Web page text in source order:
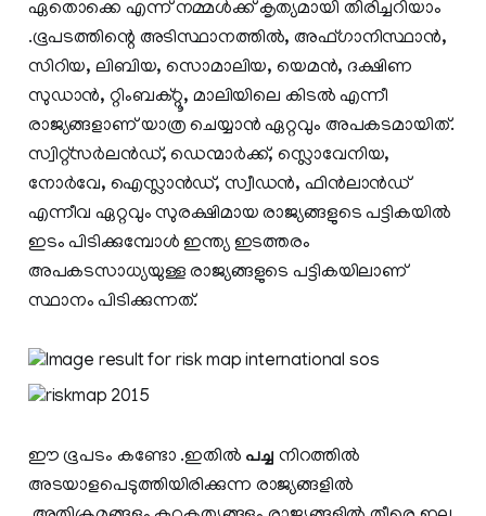
ഏതൊക്കെ എന്ന് നമ്മള്‍ക്ക് കൃത്യമായി തിരിച്ചറിയാം
.ഭൂപടത്തിന്റെ അടിസ്ഥാനത്തില്‍, അഫ്ഗാനിസ്ഥാന്‍,
സിറിയ, ലിബിയ, സൊമാലിയ, യെമന്‍, ദക്ഷിണ
സുഡാന്‍, റ്റിംബക്റ്റൂ, മാലിയിലെ കിടല്‍ എന്നീ
രാജ്യങ്ങളാണ് യാത്ര ചെയ്യാന്‍ ഏറ്റവും അപകടമായിത്.
സ്വിറ്റ്‌സര്‍ലന്‍ഡ്, ഡെന്മാര്‍ക്ക്, സ്ലൊവേനിയ,
നോര്‍വേ, ഐസ്ലാന്‍ഡ്, സ്വീഡന്‍, ഫിന്‍ലാന്‍ഡ്
എന്നീവ ഏറ്റവും സുരക്ഷിമായ രാജ്യങ്ങളുടെ പട്ടികയില്‍
ഇടം പിടിക്കുമ്പോള്‍ ഇന്ത്യ ഇടത്തരം
അപകടസാധ്യയുള്ള രാജ്യങ്ങളുടെ പട്ടികയിലാണ്
സ്ഥാനം പിടിക്കുന്നത്.
ഈ ഭൂപടം കണ്ടോ .ഇതില്‍ പച്ച നിറത്തില്‍
അടയാളപെടുത്തിയിരിക്കുന്ന രാജ്യങ്ങളില്‍